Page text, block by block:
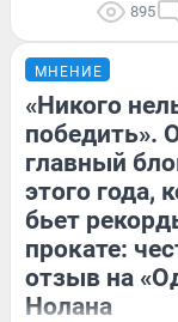
895
МНЕНИЕ
«Никого
победить».
главный
этого года,
бьет
прокате:
отзыв на
Нолана